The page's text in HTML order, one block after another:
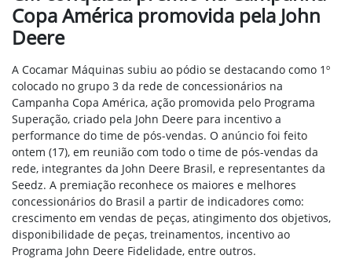
Copa América promovida pela John
Deere
A Cocamar Máquinas subiu ao pódio se destacando como 1º
colocado no grupo 3 da rede de concessionários na
Campanha Copa América, ação promovida pelo Programa
Superação, criado pela John Deere para incentivo a
performance do time de pós-vendas. O anúncio foi feito
ontem (17), em reunião com todo o time de pós-vendas da
rede, integrantes da John Deere Brasil, e representantes da
Seedz. A premiação reconhece os maiores e melhores
concessionários do Brasil a partir de indicadores como:
crescimento em vendas de peças, atingimento dos objetivos,
disponibilidade de peças, treinamentos, incentivo ao
Programa John Deere Fidelidade, entre outros.